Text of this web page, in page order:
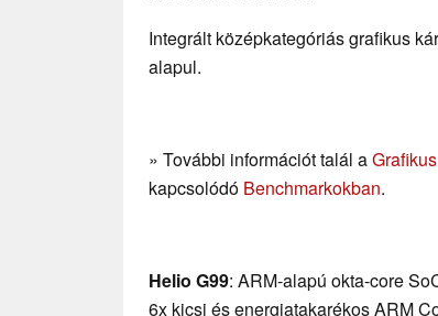
Integrált középkategóriás grafikus
alapul.
» További információt talál a
kapcsolódó Benchmarkokban.
Helio G99: ARM-alapú okta-core
6x kicsi és energiatakarékos ARM